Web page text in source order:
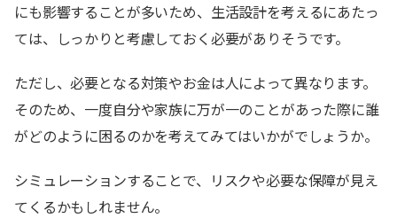
にも影響することが多いため、生活設計を考えるにあたっ
ては、しっかりと考慮しておく必要がありそうです。
ただし、必要となる対策やお金は人によって異なります。
そのため、一度自分や家族に万が一のことがあった際に誰
がどのように困るのかを考えてみてはいかがでしょうか。
シミュレーションすることで、リスクや必要な保障が見え
てくるかもしれません。